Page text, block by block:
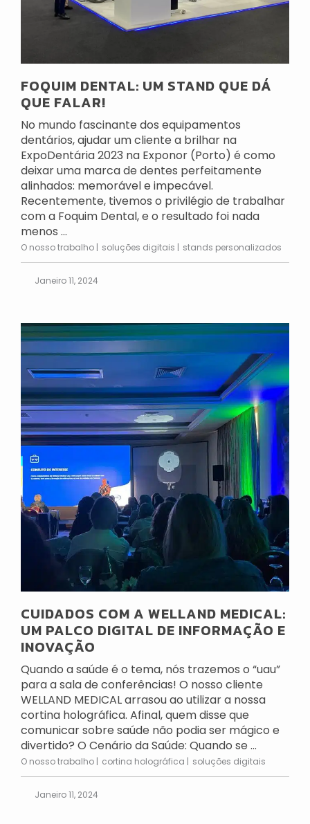
FOQUIM DENTAL: UM STAND QUE DÁ
QUE FALAR!
No mundo fascinante dos equipamentos
dentários, ajudar um cliente a brilhar na
ExpoDentária 2023 na Exponor (Porto) é como
deixar uma marca de dentes perfeitamente
alinhados: memorável e impecável.
Recentemente, tivemos o privilégio de trabalhar
com a Foquim Dental, e o resultado foi nada
menos ...
O nosso trabalho soluções digitais stands personalizados
Janeiro 11, 2024
CUIDADOS COM A WELLAND MEDICAL:
UM PALCO DIGITAL DE INFORMAÇÃO E
INOVAÇÃO
Quando a saúde é o tema, nós trazemos o “uau”
para a sala de conferências! O nosso cliente
WELLAND MEDICAL arrasou ao utilizar a nossa
cortina holográfica. Afinal, quem disse que
comunicar sobre saúde não podia ser mágico e
divertido? O Cenário da Saúde: Quando se ...
O nosso trabalho cortina holográfica soluções digitais
Janeiro 11, 2024